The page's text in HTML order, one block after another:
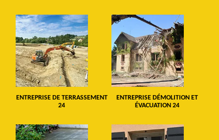
ENTREPRISE DE TERRASSEMENT
24
ENTREPRISE DÉMOLITION ET
ÉVACUATION 24